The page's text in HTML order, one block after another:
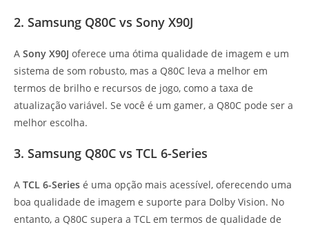
2. Samsung Q80C vs Sony X90J
A Sony X90J oferece uma ótima qualidade de imagem e um
sistema de som robusto, mas a Q80C leva a melhor em
termos de brilho e recursos de jogo, como a taxa de
atualização variável. Se você é um gamer, a Q80C pode ser a
melhor escolha.
3. Samsung Q80C vs TCL 6-Series
A TCL 6-Series é uma opção mais acessível, oferecendo uma
boa qualidade de imagem e suporte para Dolby Vision. No
entanto, a Q80C supera a TCL em termos de qualidade de